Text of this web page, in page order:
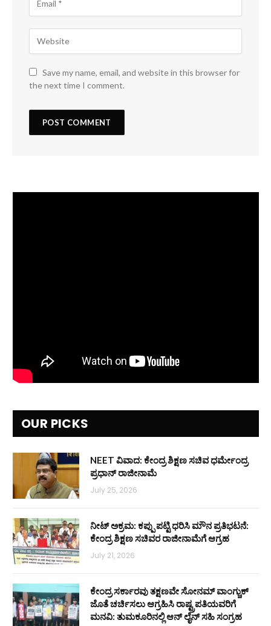
Save my name, email, and website in this browser for
the next time I comment.
OUR PICKS
NEET ವಿವಾದ: ಕೇಂದ್ರ ಶಿಕ್ಷಣ ಸಚಿವ ಧರ್ಮೇಂದ್ರ
ಪ್ರಧಾನ್ ರಾಜೀನಾಮೆ
July 25, 2026
ನೀಟ್ ಅಕ್ರಮ: ಕಪ್ಪು ಪಟ್ಟಿ ಧರಿಸಿ ಮೌನ ಪ್ರತಿಭಟನೆ:
ಕೇಂದ್ರ ಶಿಕ್ಷಣ ಸಚಿವರ ರಾಜೀನಾಮೆಗೆ ಆಗ್ರಹ
July 21, 2026
ಕೇಂದ್ರ ಸರ್ಕಾರವು ತಕ್ಷಣವೇ ಸೋನಮ್ ವಾಂಗ್ಚುಕ್
ಜೊತೆ ಚರ್ಚಿಸಲು ಆಗ್ರಹಿಸಿ ರಾಷ್ಟ್ರಪತಿಯವರಿಗೆ
ಮನವಿ: ತುಮಕೂರಿನಲ್ಲಿ ಆನ್‌ ಲೈನ್ ಸಹಿ ಸಂಗ್ರಹ